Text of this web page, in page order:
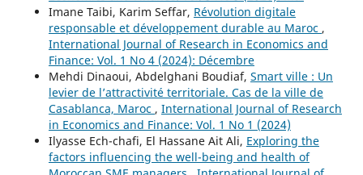
Imane Taibi, Karim Seffar, Révolution digitale
responsable et développement durable au Maroc ,
International Journal of Research in Economics and
Finance: Vol. 1 No 4 (2024): Décembre
Mehdi Dinaoui, Abdelghani Boudiaf, Smart ville : Un
levier de l’attractivité territoriale. Cas de la ville de
Casablanca, Maroc , International Journal of Research
in Economics and Finance: Vol. 1 No 1 (2024)
Ilyasse Ech-chafi, El Hassane Ait Ali, Exploring the
factors influencing the well-being and health of